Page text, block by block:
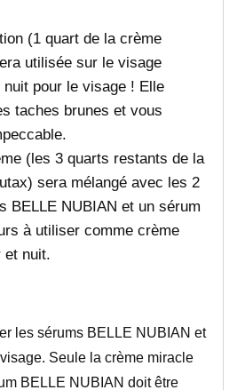
(1 quart de la crème
utilisée sur le visage
pour le visage ! Elle
taches brunes et vous
(les 3 quarts restants de la
sera mélangé avec les 2
BELLE NUBIAN et un sérum
à utiliser comme crème
et nuit.
les sérums BELLE NUBIAN et
Seule la crème miracle
BELLE NUBIAN doit être